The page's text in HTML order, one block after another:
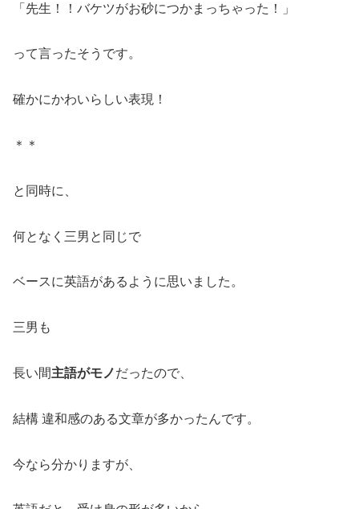
「先生！！バケツがお砂につかまっちゃった！」
って言ったそうです。
確かにかわいらしい表現！
＊＊
と同時に、
何となく三男と同じで
ベースに英語があるように思いました。
三男も
長い間主語がモノだったので、
結構 違和感のある文章が多かったんです。
今なら分かりますが、